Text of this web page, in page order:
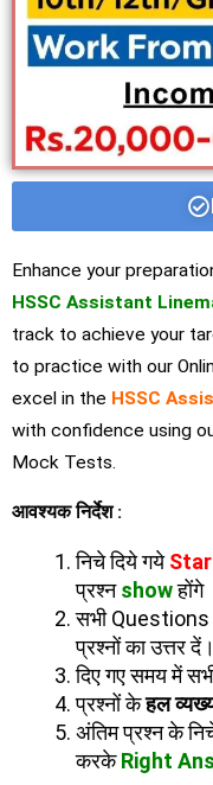
Enhance your
HSSC Assistant
track to achieve your
to practice with our
excel in the HSSC
with confidence using
Mock Tests.
आवश्यक निर्देश :
निचे दिये गये
प्रश्नshowहोंगे
सभी
प्रश्नों का उत्तर दें।
दिए गए समय में
प्रश्नों केहल
अंतिम प्रश्न के
करकेRight